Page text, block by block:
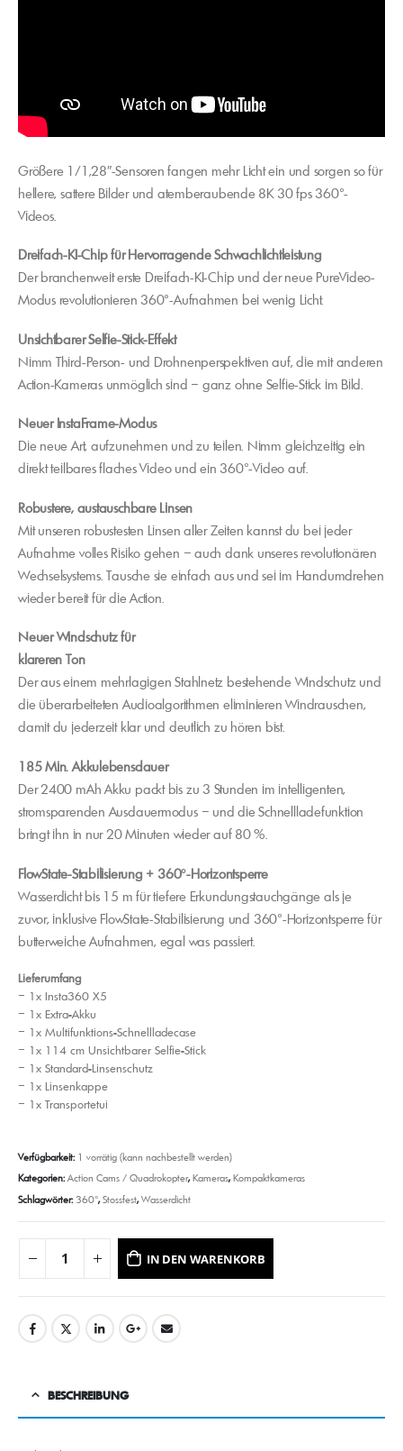
Größere 1/1,28″-Sensoren fangen mehr Licht ein und sorgen so für
hellere, sattere Bilder und atemberaubende 8K 30 fps 360°-
Videos.
Dreifach-KI-Chip für Hervorragende Schwachlichtleistung
Der branchenweit erste Dreifach-KI-Chip und der neue PureVideo-
Modus revolutionieren 360°-Aufnahmen bei wenig Licht.
Unsichtbarer Selfie-Stick-Effekt
Nimm Third-Person- und Drohnenperspektiven auf, die mit anderen
Action-Kameras unmöglich sind – ganz ohne Selfie-Stick im Bild.
Neuer InstaFrame-Modus
Die neue Art, aufzunehmen und zu teilen. Nimm gleichzeitig ein
direkt teilbares flaches Video und ein 360°-Video auf.
Robustere, austauschbare Linsen
Mit unseren robustesten Linsen aller Zeiten kannst du bei jeder
Aufnahme volles Risiko gehen – auch dank unseres revolutionären
Wechselsystems. Tausche sie einfach aus und sei im Handumdrehen
wieder bereit für die Action.
Neuer Windschutz für
klareren Ton
Der aus einem mehrlagigen Stahlnetz bestehende Windschutz und
die überarbeiteten Audioalgorithmen eliminieren Windrauschen,
damit du jederzeit klar und deutlich zu hören bist.
185 Min. Akkulebensdauer
Der 2400 mAh Akku packt bis zu 3 Stunden im intelligenten,
stromsparenden Ausdauermodus – und die Schnellladefunktion
bringt ihn in nur 20 Minuten wieder auf 80 %.
FlowState-Stabilisierung + 360°-Horizontsperre
Wasserdicht bis 15 m für tiefere Erkundungstauchgänge als je
zuvor, inklusive FlowState-Stabilisierung und 360°-Horizontsperre für
butterweiche Aufnahmen, egal was passiert.
Lieferumfang
– 1x Insta360 X5
– 1x Extra-Akku
– 1x Multifunktions-Schnellladecase
– 1x 114 cm Unsichtbarer Selfie-Stick
– 1x Standard-Linsenschutz
– 1x Linsenkappe
– 1x Transportetui
Verfügbarkeit: 1 vorrätig (kann nachbestellt werden)
Kategorien:Action Cams / Quadrokopter,Kameras,Kompaktkameras
Schlagwörter:360°,Stossfest,Wasserdicht
IN DEN WARENKORB
BESCHREIBUNG